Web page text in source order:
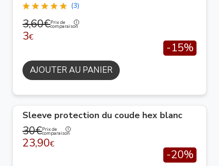
(3)
3,60€Prix de
comparaison
3€
-15%
AJOUTER AU PANIER
Sleeve protection du coude hex blanc
30€Prix de
comparaison
23,90€
-20%